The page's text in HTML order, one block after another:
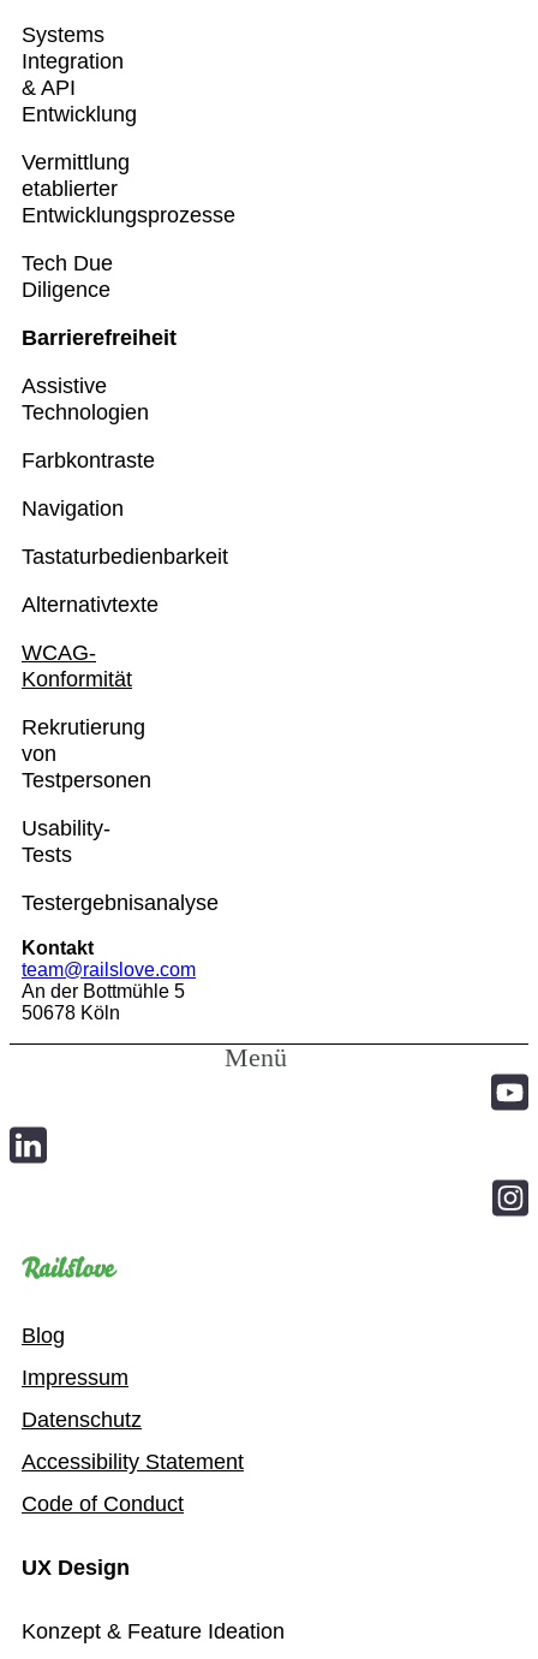
Systems
Integration
& API
Entwicklung
Vermittlung
etablierter
Entwicklungsprozesse
Tech Due
Diligence
Barrierefreiheit
Assistive
Technologien
Farbkontraste
Navigation
Tastaturbedienbarkeit
Alternativtexte
WCAG-
Konformität
Rekrutierung
von
Testpersonen
Usability-
Tests
Testergebnisanalyse
Kontakt
team@railslove.com
An der Bottmühle 5
50678 Köln
Menü
Blog
Impressum
Datenschutz
Accessibility Statement
Code of Conduct
UX Design
Konzept & Feature Ideation